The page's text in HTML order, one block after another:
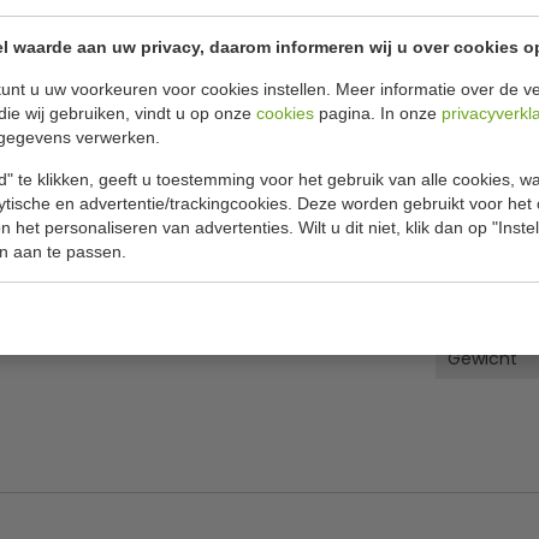
waarde aan uw privacy, daarom informeren wij u over cookies
u uw voorkeuren voor cookies instellen. Meer informatie over de
wij gebruiken, vindt u op onze cookies pagina. In onze
verwerken.
te klikken, geeft u toestemming voor het gebruik van alle cookies,
en advertentie/trackingcookies. Deze worden gebruikt voor het
het personaliseren van advertenties. Wilt u dit niet, klik dan op
aan te passen.
waardoor een speciaal geroosterd
voor uw horeca keuken. Het product is
Gebruik de hendel om de afstand tussen
is gemaakt van roestvrijstaal en is
te onderhouden.
erkend installateur
B x D x H
Aantal
Kookvlak
Gewicht